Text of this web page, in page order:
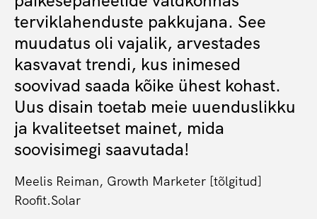
terviklahenduste pakkujana. See
muudatus oli vajalik, arvestades
kasvavat trendi, kus inimesed
soovivad saada kõike ühest kohast.
Uus disain toetab meie uuenduslikku
ja kvaliteetset mainet, mida
soovisimegi saavutada!
Meelis Reiman, Growth Marketer [tõlgitud]
Roofit.Solar